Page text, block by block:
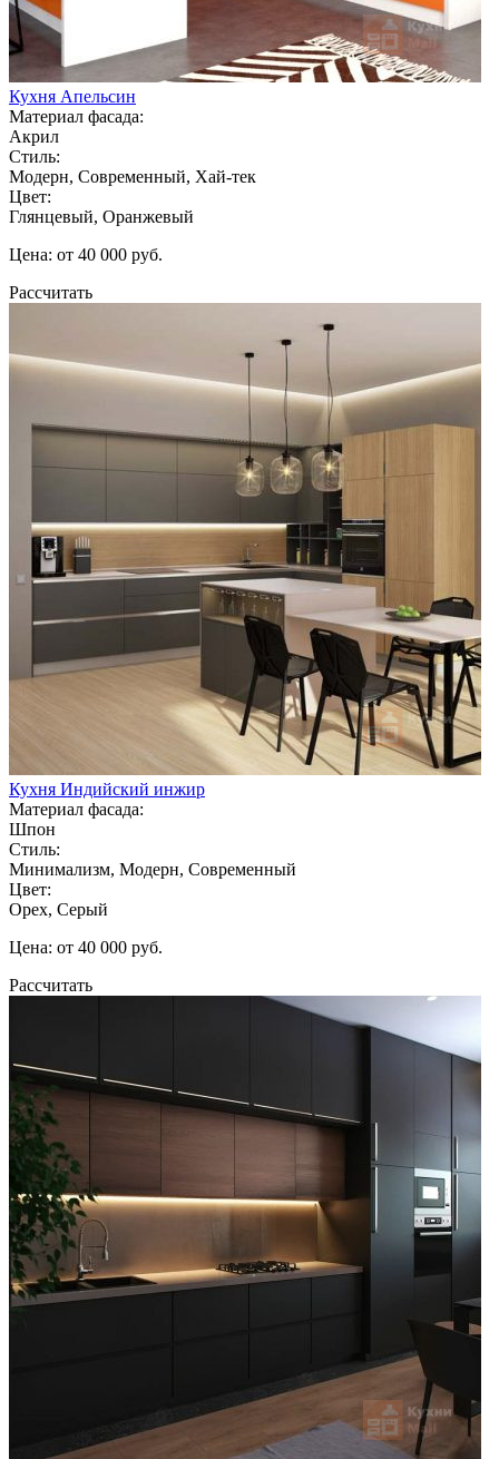
Кухня Апельсин
Материал фасада:
Акрил
Стиль:
Модерн, Современный, Хай-тек
Цвет:
Глянцевый, Оранжевый
Цена: от 40 000 руб.
Рассчитать
Кухня Индийский инжир
Материал фасада:
Шпон
Стиль:
Минимализм, Модерн, Современный
Цвет:
Орех, Серый
Цена: от 40 000 руб.
Рассчитать